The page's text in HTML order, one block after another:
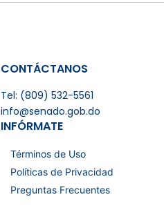
CONTÁCTANOS
Tel: (809) 532-5561
info@senado.gob.do
INFÓRMATE
Términos de Uso
Políticas de Privacidad
Preguntas Frecuentes